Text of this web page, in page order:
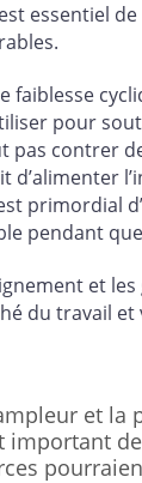
essentiel
pour
contrer
d’alimenter
primordial
pendant que
et
du travail et
et